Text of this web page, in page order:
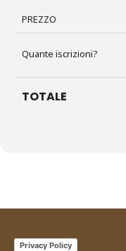
PREZZO
Quante iscrizioni?
TOTALE
Privacy Policy